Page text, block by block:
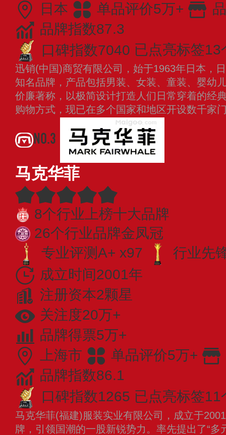
日本
单品评价5万+
品牌指数87.3
口碑指数7040 已点亮标签13
迅销(中国)商贸有限公司，始于1963年日本，
知名品牌，产品包括男装、女装、童装、婴幼
价廉著称，以极简设计打造人们日常穿着的经
购物方式，现已在多个国家和地区开设数千家
NO.3
马克华菲
8个行业上榜十大品牌
26个行业品牌金凤冠
专业评测A+ x97
行业先
成立时间2001年
注册资本2颗星
关注度20万+
品牌得票5万+
上海市
单品评价5万+
品牌指数86.1
口碑指数1265 已点亮标签11
马克华菲(福建)服装实业有限公司，成立于
牌，引领国潮的一股新锐势力。率先提出了“多